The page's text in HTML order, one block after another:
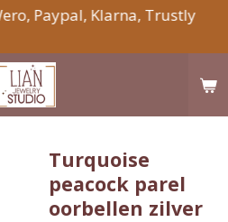
Paypal, Klarna, Trustly
Turquoise
peacock parel
oorbellen zilver